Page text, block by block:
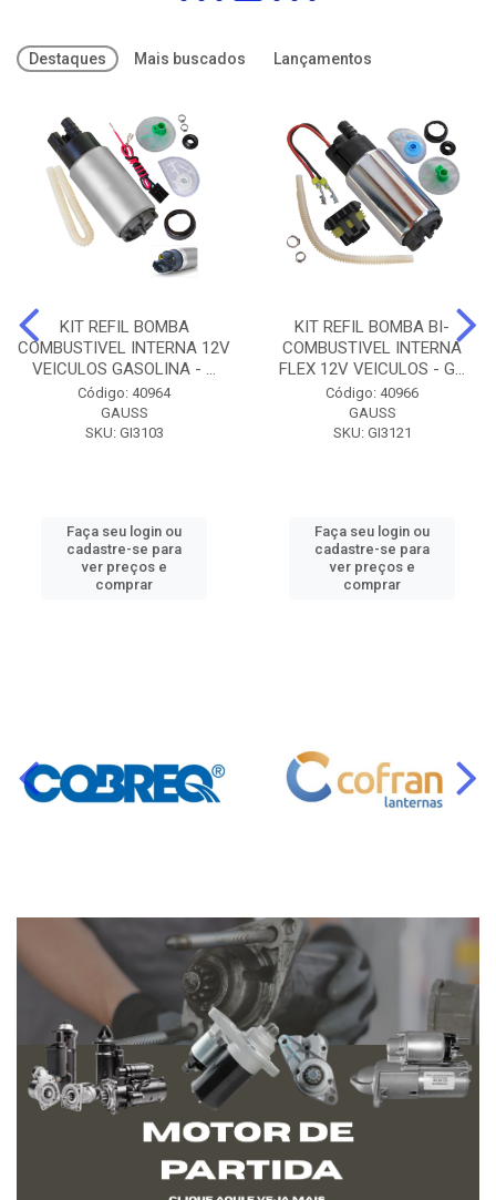
Destaques Mais buscados Lançamentos
KIT REFIL BOMBA
COMBUSTIVEL INTERNA 12V
VEICULOS GASOLINA - ...
Código: 40964
GAUSS
SKU: GI3103
Faça seu login ou
cadastre-se para
ver preços e
comprar
KIT REFIL BOMBA BI-
COMBUSTIVEL INTERNA
FLEX 12V VEICULOS - G...
Código: 40966
GAUSS
SKU: GI3121
Faça seu login ou
cadastre-se para
ver preços e
comprar